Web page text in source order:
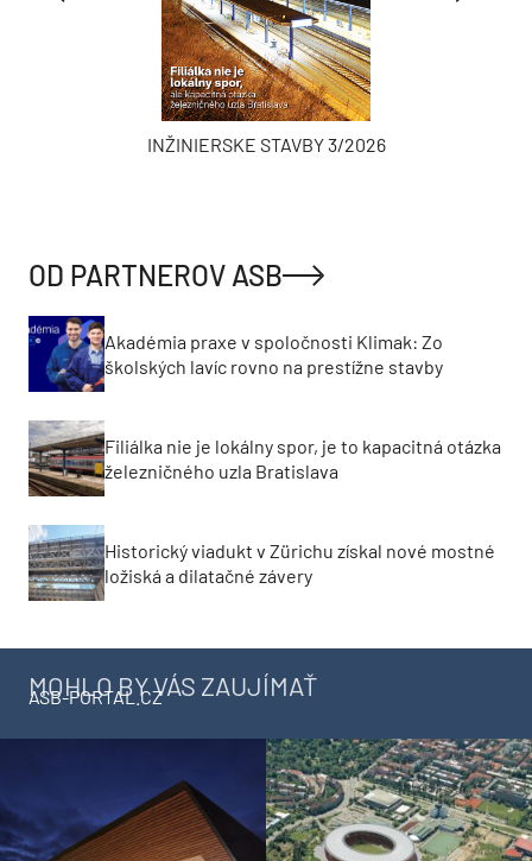
INŽINIERSKE STAVBY 3/2026
OD PARTNEROV ASB
Akadémia praxe v spoločnosti Klimak: Zo
školských lavíc rovno na prestížne stavby
Filiálka nie je lokálny spor, je to kapacitná otázka
železničného uzla Bratislava
Historický viadukt v Zürichu získal nové mostné
ložiská a dilatačné závery
MOHLO BY VÁS ZAUJÍMAŤ
ASB-PORTAL.CZ